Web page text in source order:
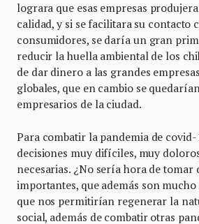
lograra que esas empresas
calidad, y si se facilitara su contacto
consumidores, se daría un gran
reducir la huella ambiental de los
de dar dinero a las grandes
globales, que en cambio se
empresarios de la ciudad.
Para combatir la pandemia de
decisiones muy difíciles, muy
necesarias. ¿No sería hora de tomar
importantes, que además son
que nos permitirían regenerar la
social, además de combatir otras